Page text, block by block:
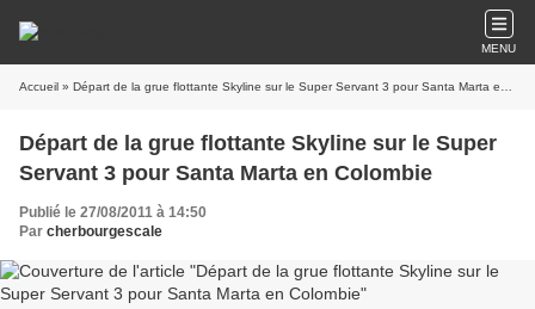
MENU
Accueil » Départ de la grue flottante Skyline sur le Super Servant 3 pour Santa Marta en Colombie
Départ de la grue flottante Skyline sur le Super
Servant 3 pour Santa Marta en Colombie
Publié le 27/08/2011 à 14:50
Par cherbourgescale